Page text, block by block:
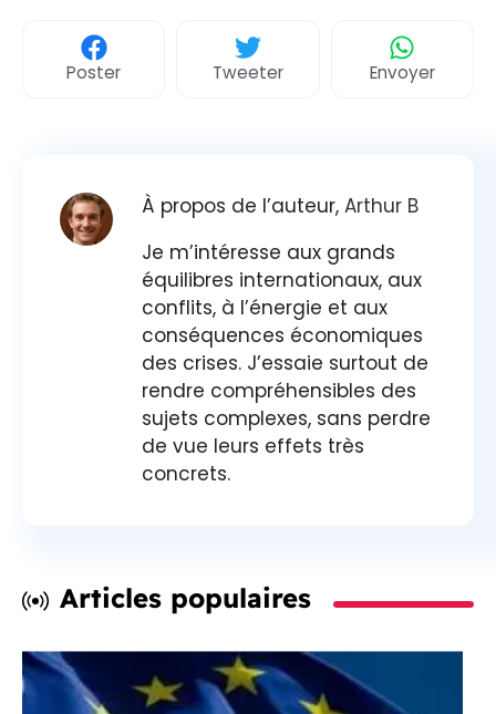
Poster Tweeter Envoyer
À propos de l’auteur, Arthur B
Je m’intéresse aux grands
équilibres internationaux, aux
conflits, à l’énergie et aux
conséquences économiques
des crises. J’essaie surtout de
rendre compréhensibles des
sujets complexes, sans perdre
de vue leurs effets très
concrets.
Articles populaires